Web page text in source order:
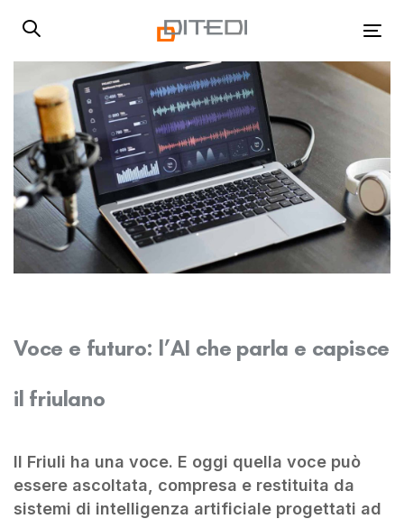
links
primary
navigation
content
Voce e futuro: l’AI che parla e capisce
il friulano
Il Friuli ha una voce. E oggi quella voce può
essere ascoltata, compresa e restituita da
sistemi di intelligenza artificiale progettati ad